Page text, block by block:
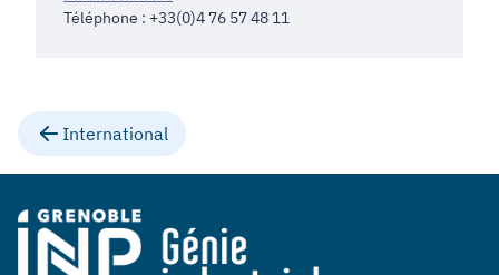
Téléphone : +33(0)4 76 57 48 11
International